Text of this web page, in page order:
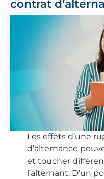
contrat
Les effets d’une
d’alternance
et toucher
l’alternant. D’un